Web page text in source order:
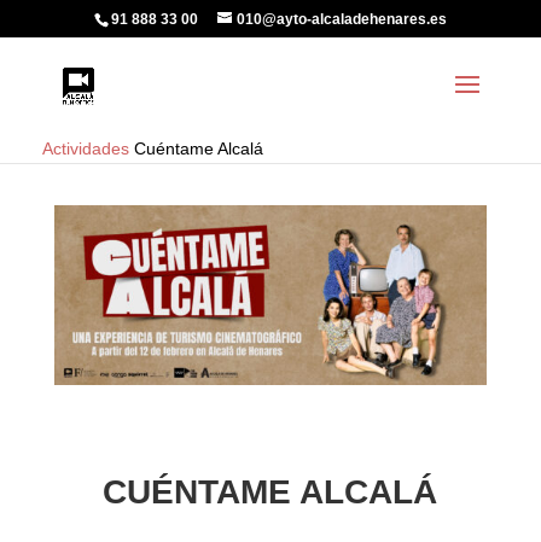
91 888 33 00 010@ayto-alcaladehenares.es
Actividades Cuéntame Alcalá
CUÉNTAME ALCALÁ